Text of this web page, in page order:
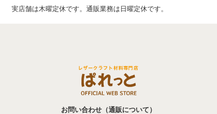
実店舗は木曜定休です。通販業務は日曜定休です。
お問い合わせ（通販について）